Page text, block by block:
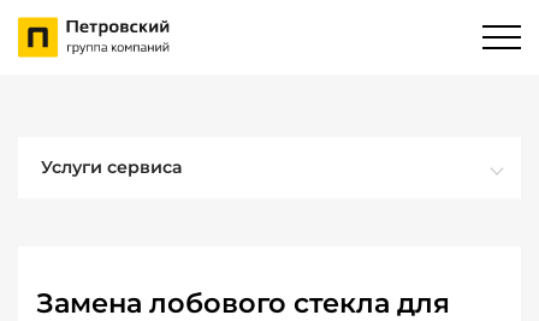
Услуги сервиса
Замена лобового стекла для